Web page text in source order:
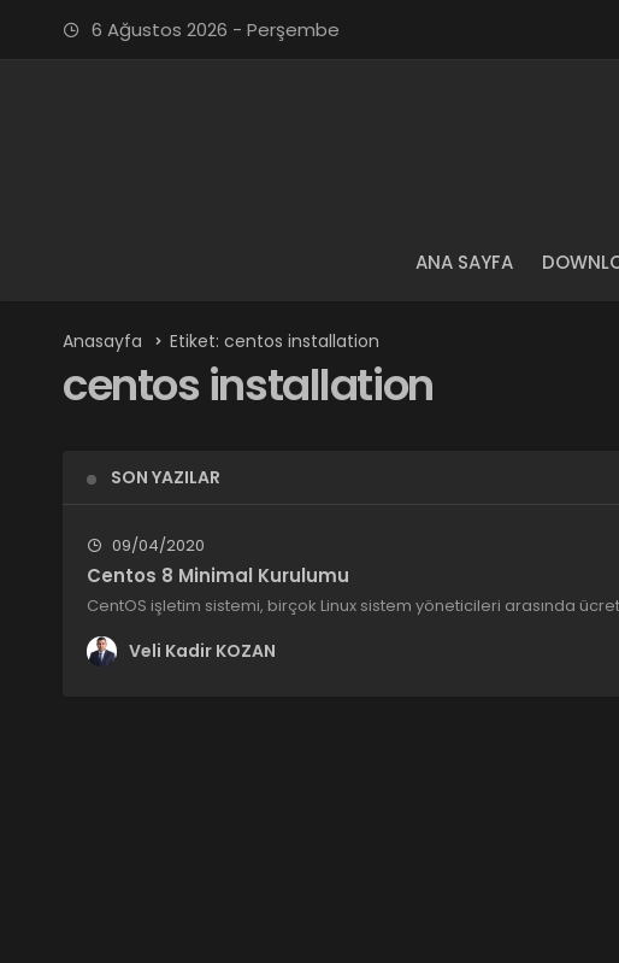
6 Ağustos 2026 - Perşembe
ANA SAYFA
Anasayfa Etiket: centos installation
centos installation
SON YAZILAR
09/04/2020
Centos 8 Minimal Kurulumu
CentOS işletim sistemi, birçok Linux sistem yöneticileri arasında
Veli Kadir KOZAN